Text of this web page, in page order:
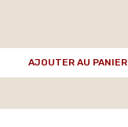
AJOUTER AU PANIER